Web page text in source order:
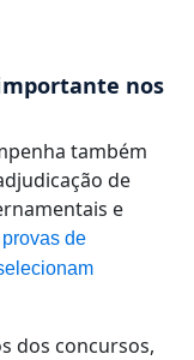
nos
também
de
e
provas de
dos concursos,